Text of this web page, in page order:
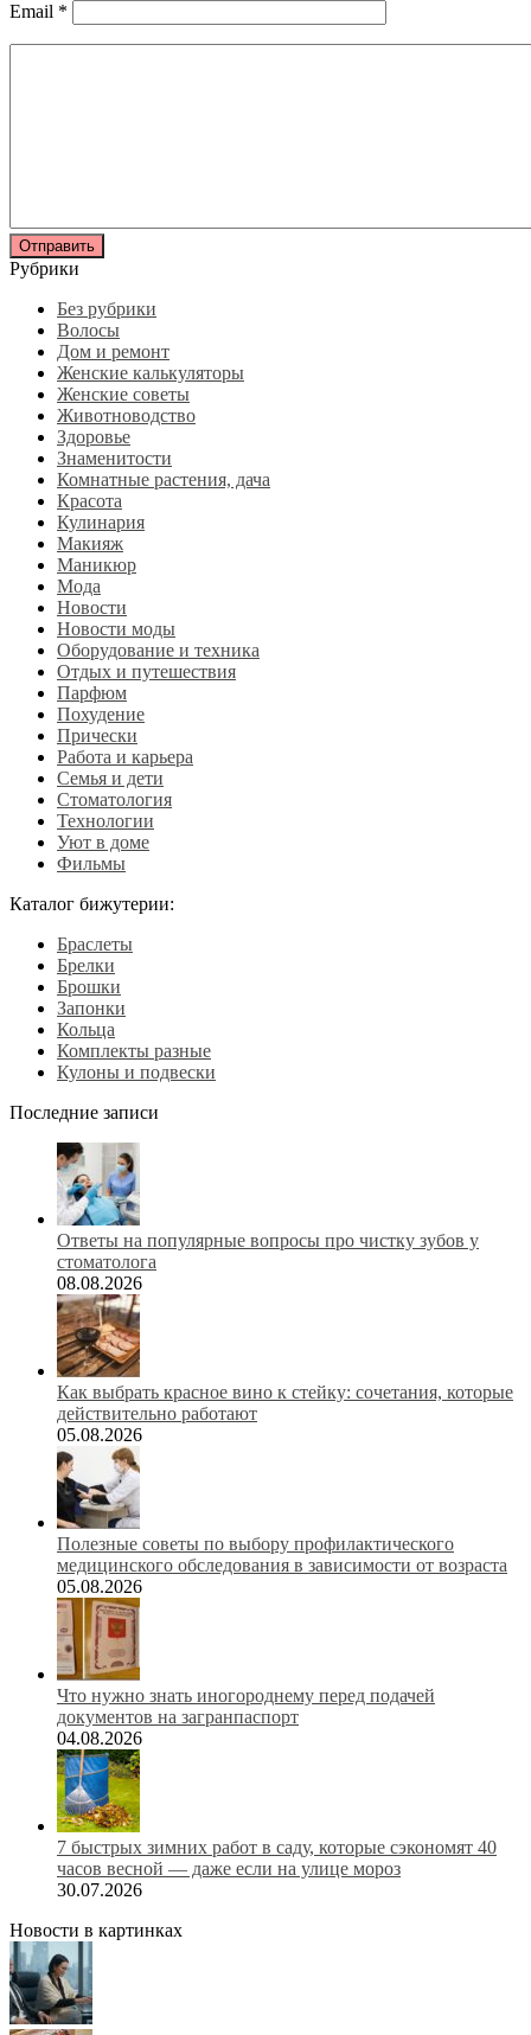
Email *
Рубрики
Без рубрики
Волосы
Дом и ремонт
Женские калькуляторы
Женские советы
Животноводство
Здоровье
Знаменитости
Комнатные растения, дача
Красота
Кулинария
Макияж
Маникюр
Мода
Новости
Новости моды
Оборудование и техника
Отдых и путешествия
Парфюм
Похудение
Прически
Работа и карьера
Семья и дети
Стоматология
Технологии
Уют в доме
Фильмы
Каталог бижутерии:
Браслеты
Брелки
Брошки
Запонки
Кольца
Комплекты разные
Кулоны и подвески
Последние записи
Ответы на популярные вопросы про чистку зубов у
стоматолога
08.08.2026
Как выбрать красное вино к стейку: сочетания, которые
действительно работают
05.08.2026
Полезные советы по выбору профилактического
медицинского обследования в зависимости от возраста
05.08.2026
Что нужно знать иногороднему перед подачей
документов на загранпаспорт
04.08.2026
7 быстрых зимних работ в саду, которые сэкономят 40
часов весной — даже если на улице мороз
30.07.2026
Новости в картинках